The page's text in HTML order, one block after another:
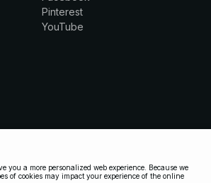
Pinterest
YouTube